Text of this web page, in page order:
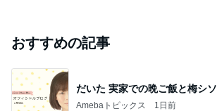
おすすめの記事
だいた 実家での晩ご飯と梅シソ
Amebaトピックス 1日前